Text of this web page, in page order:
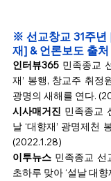
※ 선교창교 31주년
재] & 언론보도 출처
인터뷰365 민족종교
재’ 봉행, 창교주 취정
광명의 새해를 연다.
시사매거진 민족종교
날 ‘대향재’ 광명제천
(2022.1.28)
이투뉴스 민족종교 선
초하루 맞아 ‘설날 대